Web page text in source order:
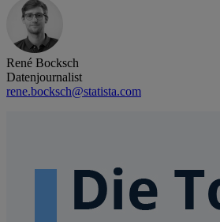
René Bocksch
Datenjournalist
rene.bocksch@statista.com